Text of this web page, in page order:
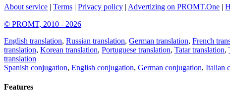
About service | Terms | Privacy policy | Advertizing on PROMT.One |
© PROMT, 2010 - 2026
English translation, Russian translation, German translation, French
translation, Korean translation, Portuguese translation, Tatar translation,
translation
Spanish conjugation, English conjugation, German conjugation, Italian
Features